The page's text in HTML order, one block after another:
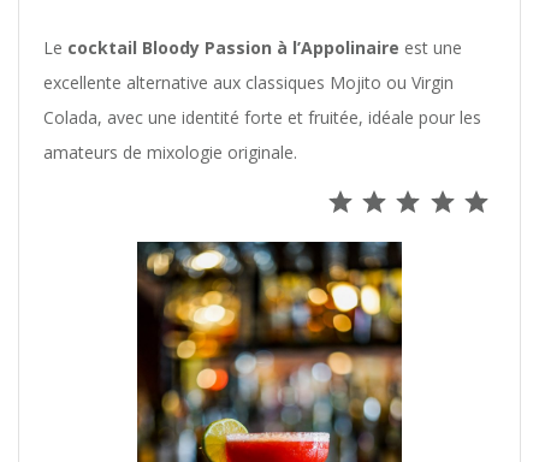
Le cocktail Bloody Passion à l’Appolinaire est une
excellente alternative aux classiques Mojito ou Virgin
Colada, avec une identité forte et fruitée, idéale pour les
amateurs de mixologie originale.